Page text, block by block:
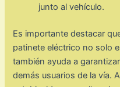
junto al vehículo.
Es importante destacar
patinete eléctrico no solo
también ayuda a
demás usuarios de la vía.